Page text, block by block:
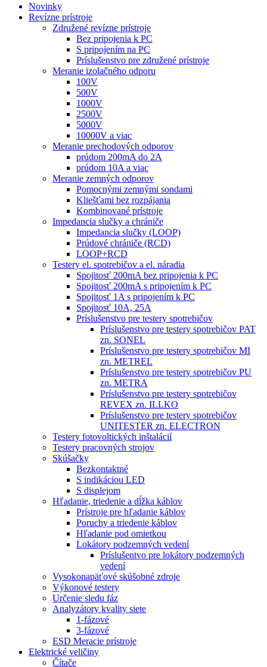
Novinky
Revízne prístroje
Združené revízne prístroje
Bez pripojenia k PC
S pripojením na PC
Príslušenstvo pre združené prístroje
Meranie izolačného odporu
100V
500V
1000V
2500V
5000V
10000V a viac
Meranie prechodových odporov
prúdom 200mA do 2A
prúdom 10A a viac
Meranie zemných odporov
Pomocnými zemnými sondami
Kliešťami bez rozpájania
Kombinované prístroje
Impedancia slučky a chrániče
Impedancia slučky (LOOP)
Prúdové chrániče (RCD)
LOOP+RCD
Testery el. spotrebičov a el. náradia
Spojitosť 200mA bez pripojenia k PC
Spojitosť 200mA s pripojením k PC
Spojitosť 1A s pripojením k PC
Spojitosť 10A, 25A
Príslušenstvo pre testery spotrebičov
Príslušenstvo pre testery spotrebičov PAT
zn. SONEL
Príslušenstvo pre testery spotrebičov MI
zn. METREL
Príslušenstvo pre testery spotrebičov PU
zn. METRA
Príslušenstvo pre testery spotrebičov
REVEX zn. ILLKO
Príslušenstvo pre testery spotrebičov
UNITESTER zn. ELECTRON
Testery fotovoltických inštalácií
Testery pracovných strojov
Skúšačky
Bezkontaktné
S indikáciou LED
S displejom
Hľadanie, triedenie a dĺžka káblov
Prístroje pre hľadanie káblov
Poruchy a triedenie káblov
Hľadanie pod omietkou
Lokátory podzemných vedení
Príslušentvo pre lokátory podzemných
vedení
Vysokonapäťové skúšobné zdroje
Výkonové testery
Určenie sledu fáz
Analyzátory kvality siete
1-fázové
3-fázové
ESD Meracie prístroje
Elektrické veličiny
Čítače